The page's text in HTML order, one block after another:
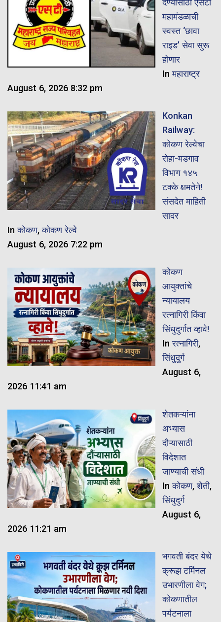
देण्यासाठी एसटी
महामंडळाची
स्वस्त ‘छावा
राइड’ सेवा सुरू
होणार
Inमहाराष्ट्र
August 6, 2026 8:32 pm
Konkan
Railway:
कोकण रेल्वेचा
रोहा-मडगाव
विभाग १४५
टक्के क्षमतेने!
संसदेत माहिती
सादर
Inकोकण,कोकण रेल्वे
August 6, 2026 7:22 pm
कोकण
आयुक्तांचे
न्यायालय
रत्नागिरी किंवा
सिंधुदुर्गात व्हावे!
Inरत्नागिरी,
सिंधुदुर्ग
August 6,
2026 11:41 am
शेतकऱ्यांना
अभ्यास
दौऱ्यासाठी
विदेशात
जाण्याची संधी
Inकोकण,शेती,
सिंधुदुर्ग
August 6,
2026 11:21 am
भगवती बंदर येथे
क्रूझ टर्मिनल
उभारणीला वेग;
कोकणातील
पर्यटनाला